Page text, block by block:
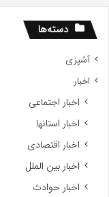
راه
رسید
دسته‌ها
آشپزی
اخبار
اخبار اجتماعی
اخبار استانها
اخبار اقتصادی
اخبار بین الملل
اخبار حوادث